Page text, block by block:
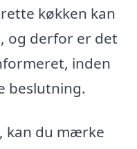
køkken kan
og derfor er det
inden
beslutning.
kan du mærke